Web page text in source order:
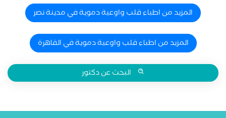
المزيد من اطباء قلب واوعية دموية في مدينة نصر
المزيد من اطباء قلب واوعية دموية في القاهرة
البحث عن دكتور